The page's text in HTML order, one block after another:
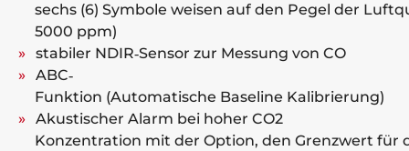
sechs (6) Symbole weisen auf den Pegel der
5000 ppm)
stabiler NDIR‐Sensor zur Messung von CO
ABC‐
Funktion (Automatische Baseline Kalibrierung)
Akustischer Alarm bei hoher CO2
Konzentration mit der Option, den Grenzwert für